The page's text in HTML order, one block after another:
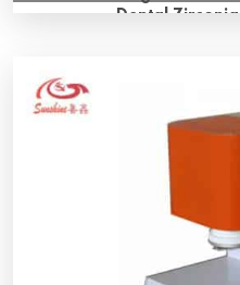
Dental
boîte) est un four de
fibre de mullite
matériau de four, ce qui
nécessitant que